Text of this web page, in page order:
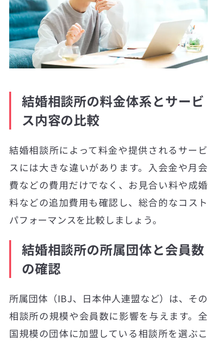
結婚相談所の料金体系とサービ
ス内容の比較
結婚相談所によって料金や提供されるサービ
スには大きな違いがあります。入会金や月会
費などの費用だけでなく、お見合い料や成婚
料などの追加費用も確認し、総合的なコスト
パフォーマンスを比較しましょう。
結婚相談所の所属団体と会員数
の確認
所属団体（IBJ、日本仲人連盟など）は、その
相談所の規模や会員数に影響を与えます。全
国規模の団体に加盟している相談所を選ぶこ